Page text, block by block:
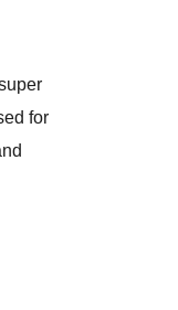
for